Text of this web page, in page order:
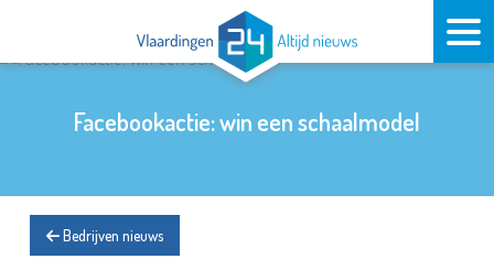
Facebookactie: win een schaalmodel
Bedrijven nieuws